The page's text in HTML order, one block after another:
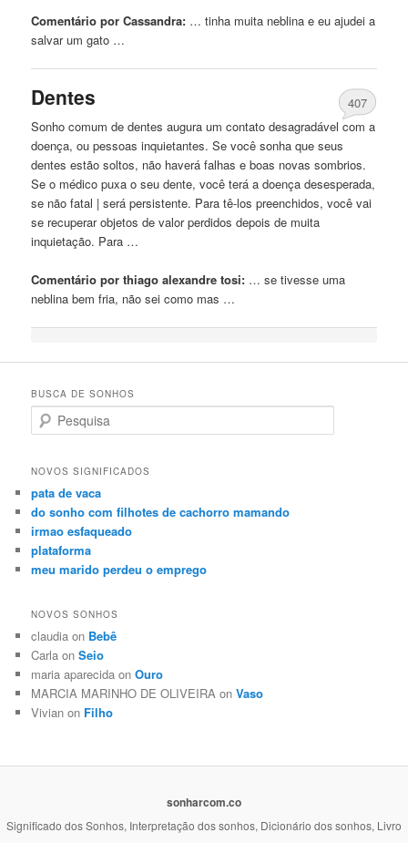
Comentário por Cassandra: … tinha muita neblina e eu ajudei a
salvar um gato …
Dentes
407
Sonho comum de dentes augura um contato desagradável com a
doença, ou pessoas inquietantes. Se você sonha que seus
dentes estão soltos, não haverá falhas e boas novas sombrios.
Se o médico puxa o seu dente, você terá a doença desesperada,
se não fatal | será persistente. Para tê-los preenchidos, você vai
se recuperar objetos de valor perdidos depois de muita
inquietação. Para …
Comentário por thiago alexandre tosi: … se tivesse uma
neblina bem fria, não sei como mas …
BUSCA DE SONHOS
Search
NOVOS SIGNIFICADOS
pata de vaca
do sonho com filhotes de cachorro mamando
irmao esfaqueado
plataforma
meu marido perdeu o emprego
NOVOS SONHOS
claudia on Bebê
Carla onSeio
maria aparecida onOuro
MARCIA MARINHO DE OLIVEIRA onVaso
Vivian on Filho
sonharcom.co
Significado dos Sonhos, Interpretação dos sonhos, Dicionário dos sonhos, Livro